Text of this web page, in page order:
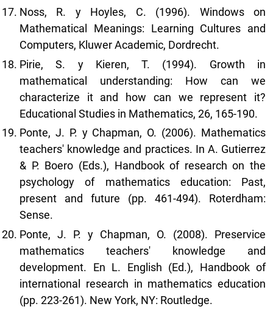
Noss, R. y Hoyles, C. (1996). Windows on
Mathematical Meanings: Learning Cultures and
Computers, Kluwer Academic, Dordrecht.
Pirie, S. y Kieren, T. (1994). Growth in
mathematical understanding: How can we
characterize it and how can we represent it?
Educational Studies in Mathematics, 26, 165-190.
Ponte, J. P. y Chapman, O. (2006). Mathematics
teachers' knowledge and practices. In A. Gutierrez
& P. Boero (Eds.), Handbook of research on the
psychology of mathematics education: Past,
present and future (pp. 461-494). Roterdham:
Sense.
Ponte, J. P. y Chapman, O. (2008). Preservice
mathematics teachers' knowledge and
development. En L. English (Ed.), Handbook of
international research in mathematics education
(pp. 223-261). New York, NY: Routledge.